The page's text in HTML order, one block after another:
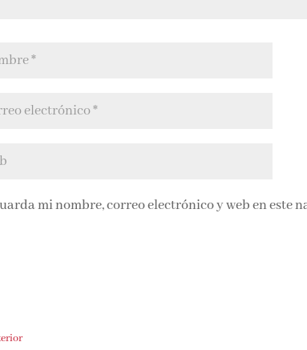
mi nombre, correo electrónico y web en este